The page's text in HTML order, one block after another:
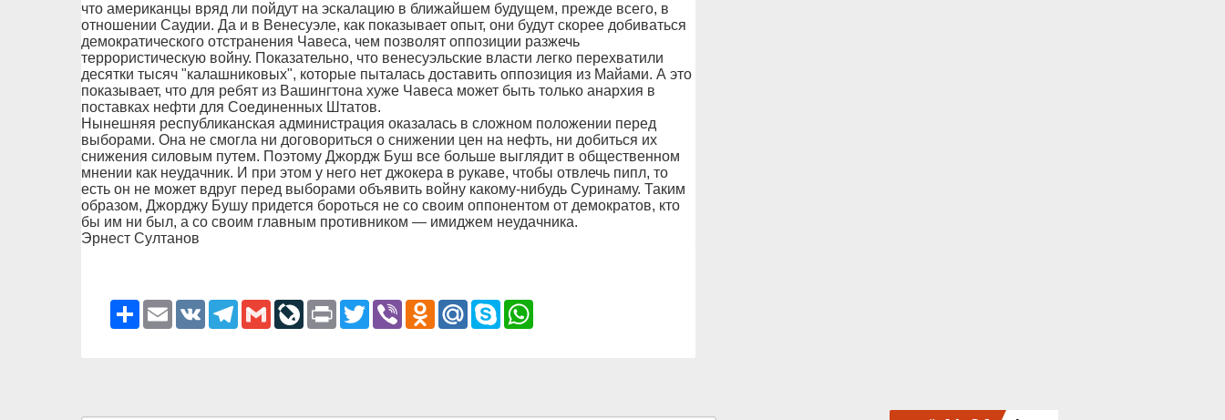
что американцы вряд ли пойдут на эскалацию в ближайшем будущем, прежде всего, в
отношении Саудии. Да и в Венесуэле, как показывает опыт, они будут скорее добиваться
демократического отстранения Чавеса, чем позволят оппозиции разжечь
террористическую войну. Показательно, что венесуэльские власти легко перехватили
десятки тысяч "калашниковых", которые пыталась доставить оппозиция из Майами. А это
показывает, что для ребят из Вашингтона хуже Чавеса может быть только анархия в
поставках нефти для Соединенных Штатов.
Нынешняя республиканская администрация оказалась в сложном положении перед
выборами. Она не смогла ни договориться о снижении цен на нефть, ни добиться их
снижения силовым путем. Поэтому Джордж Буш все больше выглядит в общественном
мнении как неудачник. И при этом у него нет джокера в рукаве, чтобы отвлечь пипл, то
есть он не может вдруг перед выборами объявить войну какому-нибудь Суринаму. Таким
образом, Джорджу Бушу придется бороться не со своим оппонентом от демократов, кто
бы им ни был, а со своим главным противником — имиджем неудачника.
Эрнест Султанов
РесурсEmail VK Telegram
GmailLiveJournal
Print TwitterViber Odnoklassniki
Mail.RuSkypeWhatsApp